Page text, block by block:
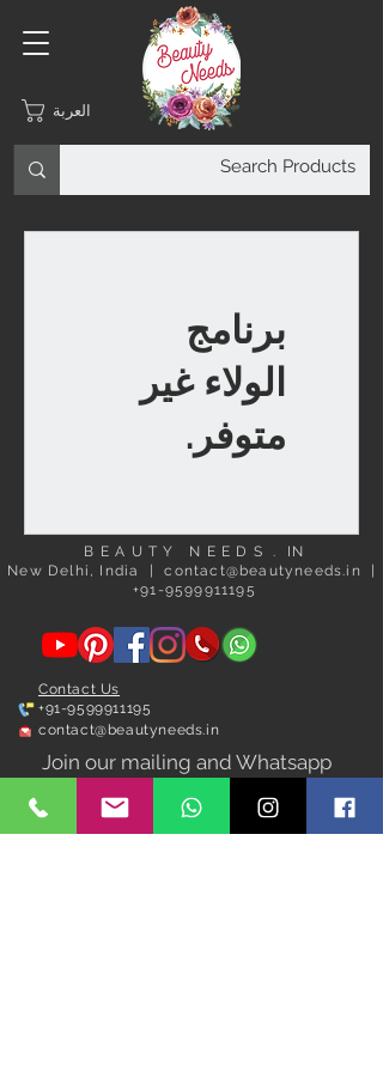
العربة
برنامج
الولاء غير
متوفر.
B E A U T Y N E E D S . IN
New Delhi, India | contact@beautyneeds.in |
+91-9599911195
Contact Us
+91-9599911195
contact@beautyneeds.in
Join our mailing and Whatsapp